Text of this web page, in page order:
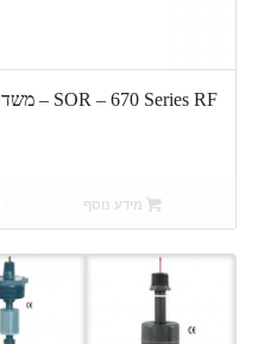
SOR – 670 Series RF – משדר מפלס תעשייתי ברדיו
מידע נוסף